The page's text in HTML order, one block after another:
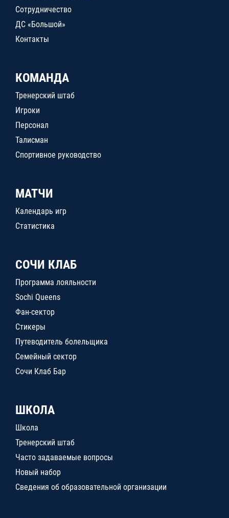
Сотрудничество
ДС «Большой»
Контакты
КОМАНДА
Тренерский штаб
Игроки
Персонал
Талисман
Спортивное руководство
МАТЧИ
Календарь игр
Статистика
СОЧИ КЛАБ
Программа лояльности
Sochi Queens
Фан-сектор
Стикеры
Путеводитель болельщика
Семейный сектор
Сочи Клаб Бар
ШКОЛА
Школа
Тренерский штаб
Часто задаваемые вопросы
Новый набор
Сведения об образовательной организации